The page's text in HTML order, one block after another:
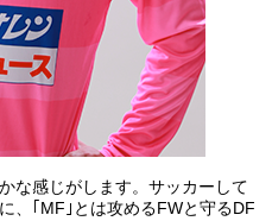
な感じがします。サッカーして
、｢MF｣とは攻めるFWと守るDF